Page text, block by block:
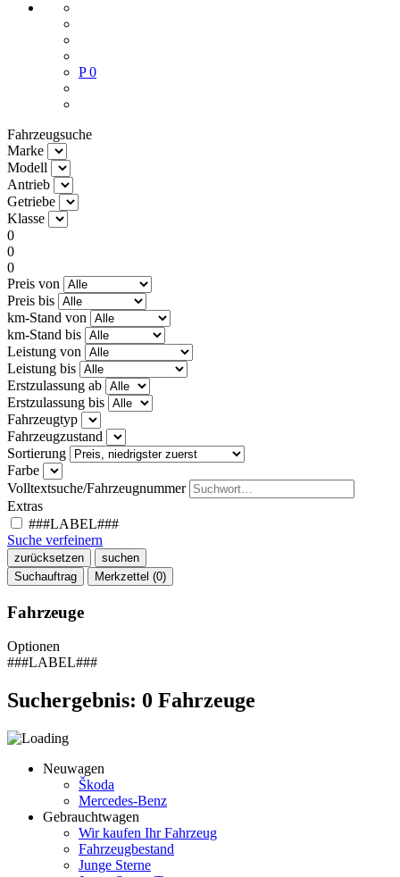
P 0
Fahrzeugsuche
Marke
Modell
Antrieb
Getriebe
Klasse
0
0
0
Preis von
Preis bis
km-Stand von
km-Stand bis
Leistung von
Leistung bis
Erstzulassung ab
Erstzulassung bis
Fahrzeugtyp
Fahrzeugzustand
Sortierung
Farbe
Volltextsuche/Fahrzeugnummer
Extras
###LABEL###
Suche verfeinern
zurücksetzen
suchen
Suchauftrag
Merkzettel (0)
Fahrzeuge
Optionen
###LABEL###
Suchergebnis: 0 Fahrzeuge
Neuwagen
Škoda
Mercedes-Benz
Gebrauchtwagen
Wir kaufen Ihr Fahrzeug
Fahrzeugbestand
Junge Sterne